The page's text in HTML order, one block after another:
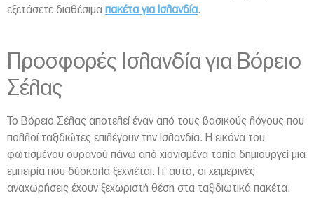
εξετάσετε διαθέσιμα πακέτα για Ισλανδία.
Προσφορές Ισλανδία για Βόρειο
Σέλας
Το Βόρειο Σέλας αποτελεί έναν από τους βασικούς λόγους που
πολλοί ταξιδιώτες επιλέγουν την Ισλανδία. Η εικόνα του
φωτισμένου ουρανού πάνω από χιονισμένα τοπία δημιουργεί μια
εμπειρία που δύσκολα ξεχνιέται. Γι’ αυτό, οι χειμερινές
αναχωρήσεις έχουν ξεχωριστή θέση στα ταξιδιωτικά πακέτα.